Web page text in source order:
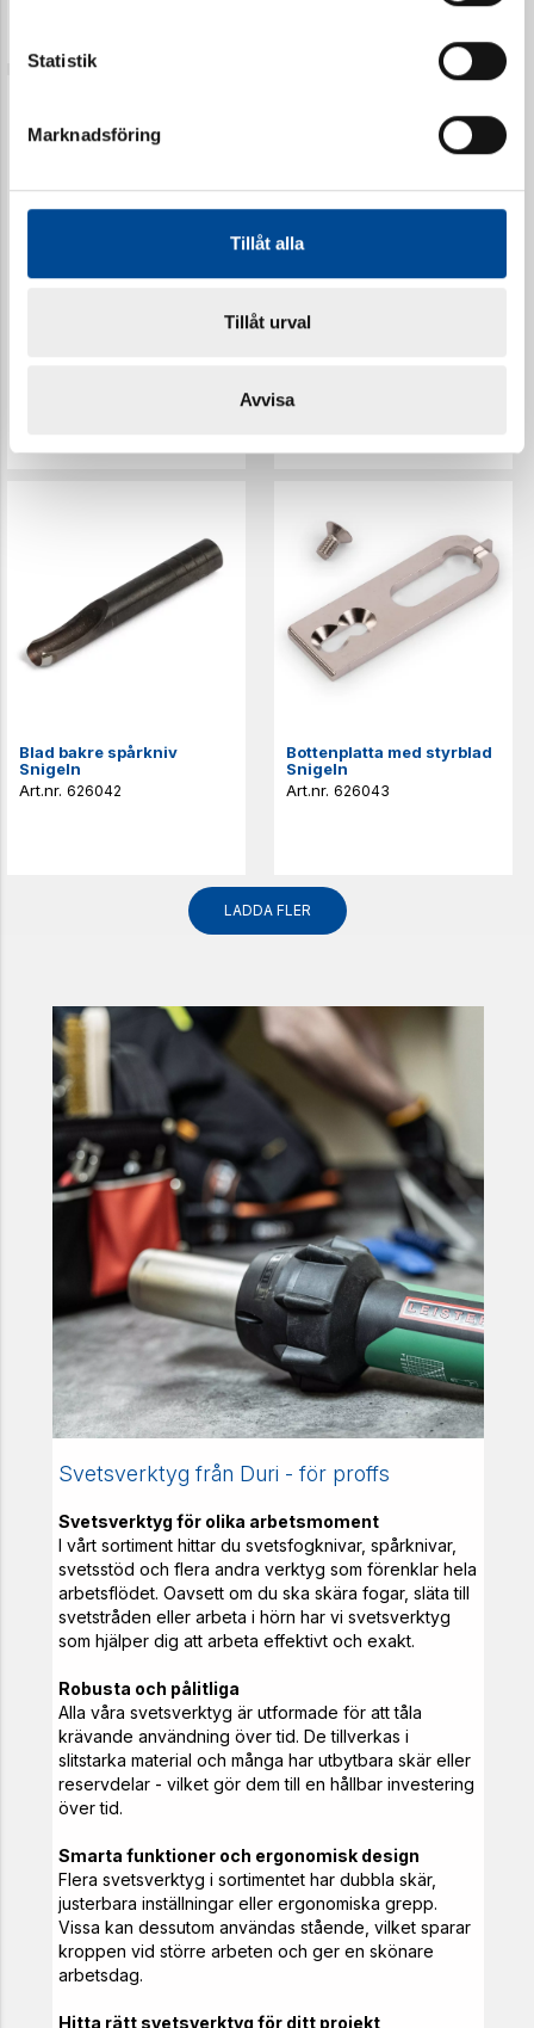
Statistik
Marknadsföring
Tillåt alla
Tillåt urval
Avvisa
Blad bakre spårkniv
Snigeln
626042
Bottenplatta med styrblad
Snigeln
626043
LADDA FLER
Svetsverktyg från Duri - för proffs
Svetsverktyg för olika arbetsmoment
I vårt sortiment hittar du svetsfogknivar, spårknivar,
svetsstöd och flera andra verktyg som förenklar hela
arbetsflödet. Oavsett om du ska skära fogar, släta till
svetstråden eller arbeta i hörn har vi svetsverktyg
som hjälper dig att arbeta effektivt och exakt.
Robusta och pålitliga
Alla våra svetsverktyg är utformade för att tåla
krävande användning över tid. De tillverkas i
slitstarka material och många har utbytbara skär eller
reservdelar - vilket gör dem till en hållbar investering
över tid.
Smarta funktioner och ergonomisk design
Flera svetsverktyg i sortimentet har dubbla skär,
justerbara inställningar eller ergonomiska grepp.
Vissa kan dessutom användas stående, vilket sparar
kroppen vid större arbeten och ger en skönare
arbetsdag.
Hitta rätt svetsverktyg för ditt projekt